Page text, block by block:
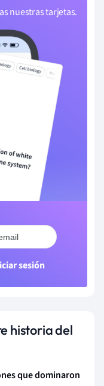
nuestras tarjetas.
sesión
historia del
que dominaron